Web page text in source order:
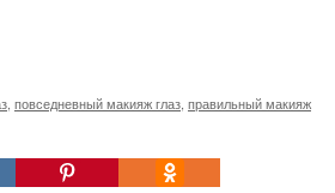
повседневный макияж глаз правильный макияж